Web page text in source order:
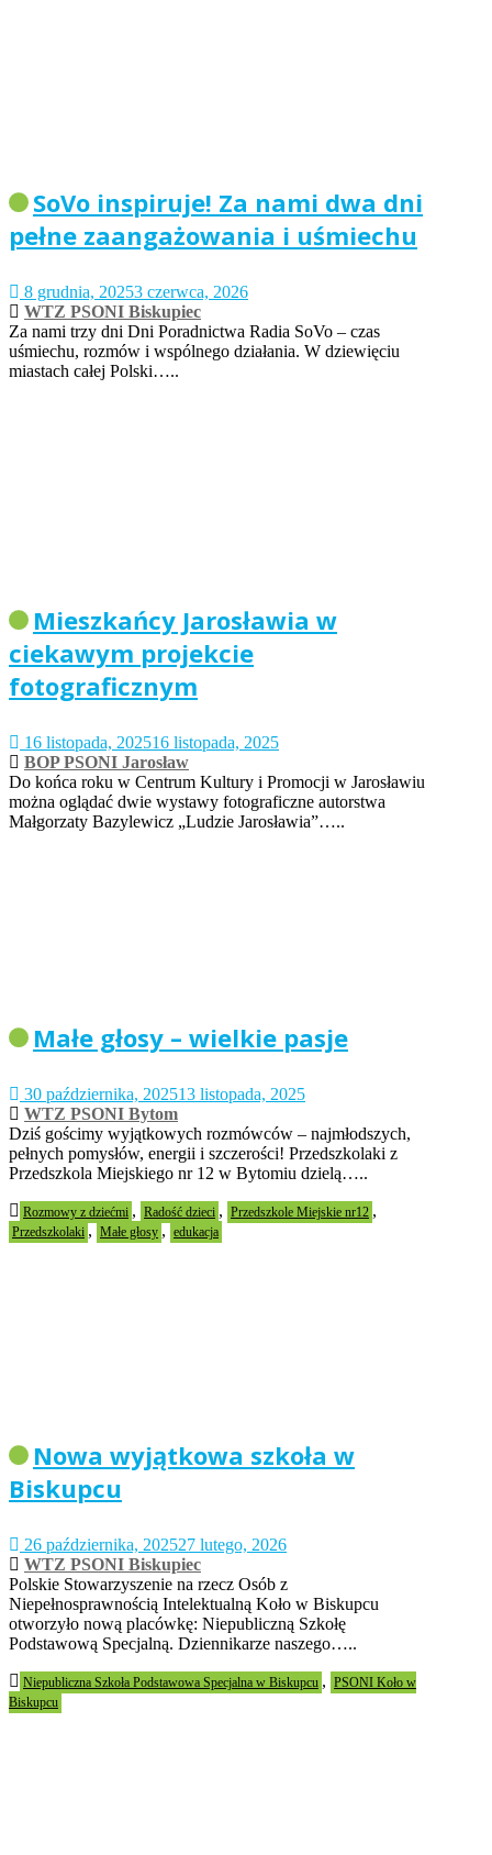
SoVo inspiruje! Za nami dwa dni
pełne zaangażowania i uśmiechu
8 grudnia, 20253 czerwca, 2026
WTZ PSONI Biskupiec
Za nami trzy dni Dni Poradnictwa Radia SoVo – czas
uśmiechu, rozmów i wspólnego działania. W dziewięciu
miastach całej Polski…..
Mieszkańcy Jarosławia w
ciekawym projekcie
fotograficznym
16 listopada, 202516 listopada, 2025
BOP PSONI Jarosław
Do końca roku w Centrum Kultury i Promocji w Jarosławiu
można oglądać dwie wystawy fotograficzne autorstwa
Małgorzaty Bazylewicz „Ludzie Jarosławia”…..
Małe głosy – wielkie pasje
30 października, 202513 listopada, 2025
WTZ PSONI Bytom
Dziś gościmy wyjątkowych rozmówców – najmłodszych,
pełnych pomysłów, energii i szczerości! Przedszkolaki z
Przedszkola Miejskiego nr 12 w Bytomiu dzielą…..
Rozmowy z dziećmi , Radość dzieci , Przedszkole Miejskie nr12 ,
Przedszkolaki , Małe głosy , edukacja
Nowa wyjątkowa szkoła w
Biskupcu
26 października, 202527 lutego, 2026
WTZ PSONI Biskupiec
Polskie Stowarzyszenie na rzecz Osób z
Niepełnosprawnością Intelektualną Koło w Biskupcu
otworzyło nową placówkę: Niepubliczną Szkołę
Podstawową Specjalną. Dziennikarze naszego…..
Niepubliczna Szkoła Podstawowa Specjalna w Biskupcu , PSONI Koło w
Biskupcu